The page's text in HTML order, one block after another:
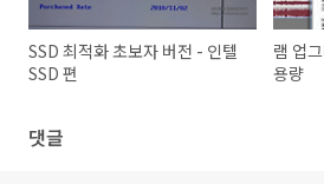
SSD 최적화 초보자 버전 - 인텔
SSD 편
램 업
용량
댓글